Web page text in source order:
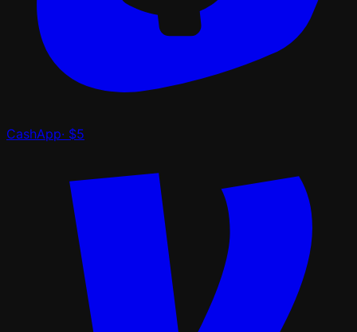
CashApp· $5